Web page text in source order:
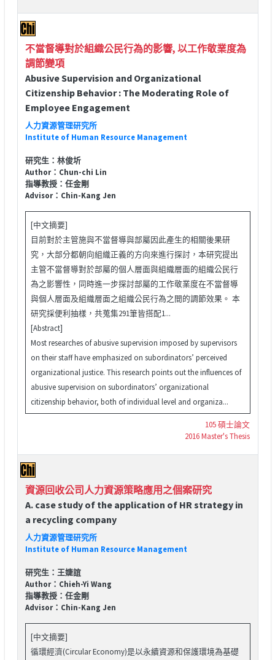
不當督導對於組織公民行為的影響, 以工作敬業度為
調節變項
Abusive Supervision and Organizational
Citizenship Behavior : The Moderating Role of
Employee Engagement
人力資源管理研究所
Institute of Human Resource Management
研究生：林俊圻
Author：Chun-chi Lin
指導教授：任金剛
Advisor：Chin-Kang Jen
[中文摘要]
目前對於主管施與不當督導與部屬因此產生的相關後果研
究，大部分都朝向組織正義的方向來進行探討，本研究提出
主管不當督導對於部屬的個人層面與組織層面的組織公民行
為之影響性，同時進一步探討部屬的工作敬業度在不當督導
與個人層面及組織層面之組織公民行為之間的調節效果。 本
研究採便利抽樣，共蒐集291筆皆搭配1...
[Abstract]
Most researches of abusive supervision imposed by supervisors
on their staff have emphasized on subordinators’ perceived
organizational justice. This research points out the influences of
abusive supervision on subordinators’ organizational
citizenship behavior, both of individual level and organiza...
105 碩士論文
2016 Master's Thesis
資源回收公司人力資源策略應用之個案研究
A. case study of the application of HR strategy in
a recycling company
人力資源管理研究所
Institute of Human Resource Management
研究生：王婕誼
Author：Chieh-Yi Wang
指導教授：任金剛
Advisor：Chin-Kang Jen
[中文摘要]
循環經濟(Circular Economy)是以永續資源和保護環境為基礎